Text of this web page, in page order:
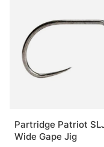
Partridge Patriot
Wide Gape Jig